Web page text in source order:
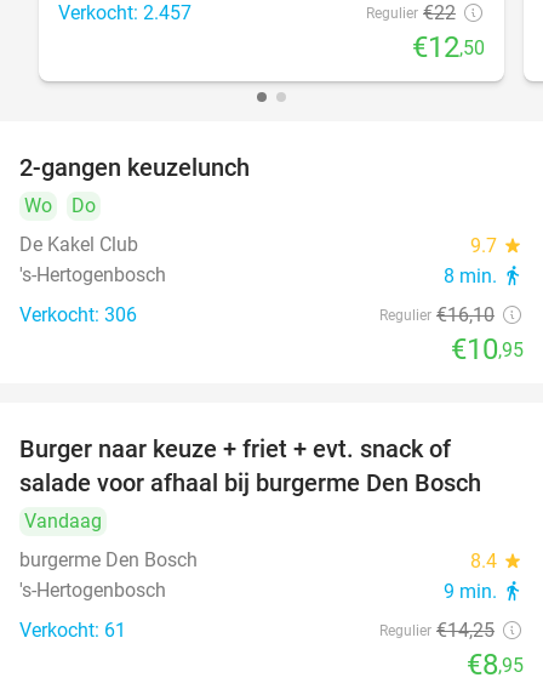
Verkocht: 2.457 Regulier €22
€12,50
2-gangen keuzelunch
Wo
Do
De Kakel Club
9.7 star
's-Hertogenbosch 8 min. directions_walk
Verkocht: 306 Regulier €16,10
€10,95
Burger naar keuze + friet + evt. snack of
salade voor afhaal bij burgerme Den Bosch
Vandaag
burgerme Den Bosch
8.4 star
's-Hertogenbosch 9 min. directions_walk
Verkocht: 61 Regulier €14,25
€8,95